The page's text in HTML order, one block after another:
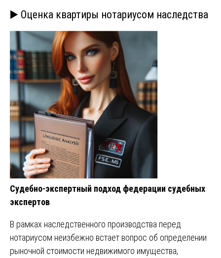
▶️ Оценка квартиры нотариусом наследства
Cудебно-экспертный подход федерации судебных
экспертов
В рамках наследственного производства перед
нотариусом неизбежно встает вопрос об определении
рыночной стоимости недвижимого имущества,